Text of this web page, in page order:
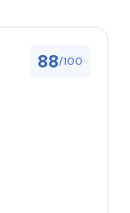
88/100